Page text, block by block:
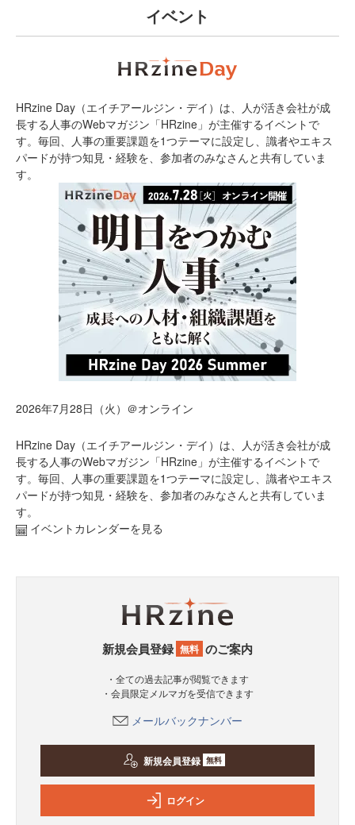
イベント
HRzine Day（エイチアールジン・デイ）は、人が活き会社が成
長する人事のWebマガジン「HRzine」が主催するイベントで
す。毎回、人事の重要課題を1つテーマに設定し、識者やエキス
パードが持つ知見・経験を、参加者のみなさんと共有していま
す。
2026年7月28日（火）＠オンライン
HRzine Day（エイチアールジン・デイ）は、人が活き会社が成
長する人事のWebマガジン「HRzine」が主催するイベントで
す。毎回、人事の重要課題を1つテーマに設定し、識者やエキス
パードが持つ知見・経験を、参加者のみなさんと共有していま
す。
イベントカレンダーを見る
新規会員登録 無料 のご案内
・全ての過去記事が閲覧できます
・会員限定メルマガを受信できます
メールバックナンバー
新規会員登録 無料
ログイン